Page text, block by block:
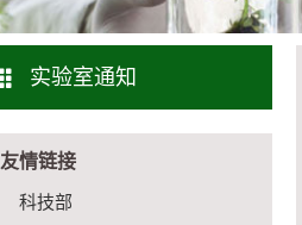
实验室通知
友情链接
科技部